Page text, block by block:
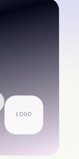
LOGO